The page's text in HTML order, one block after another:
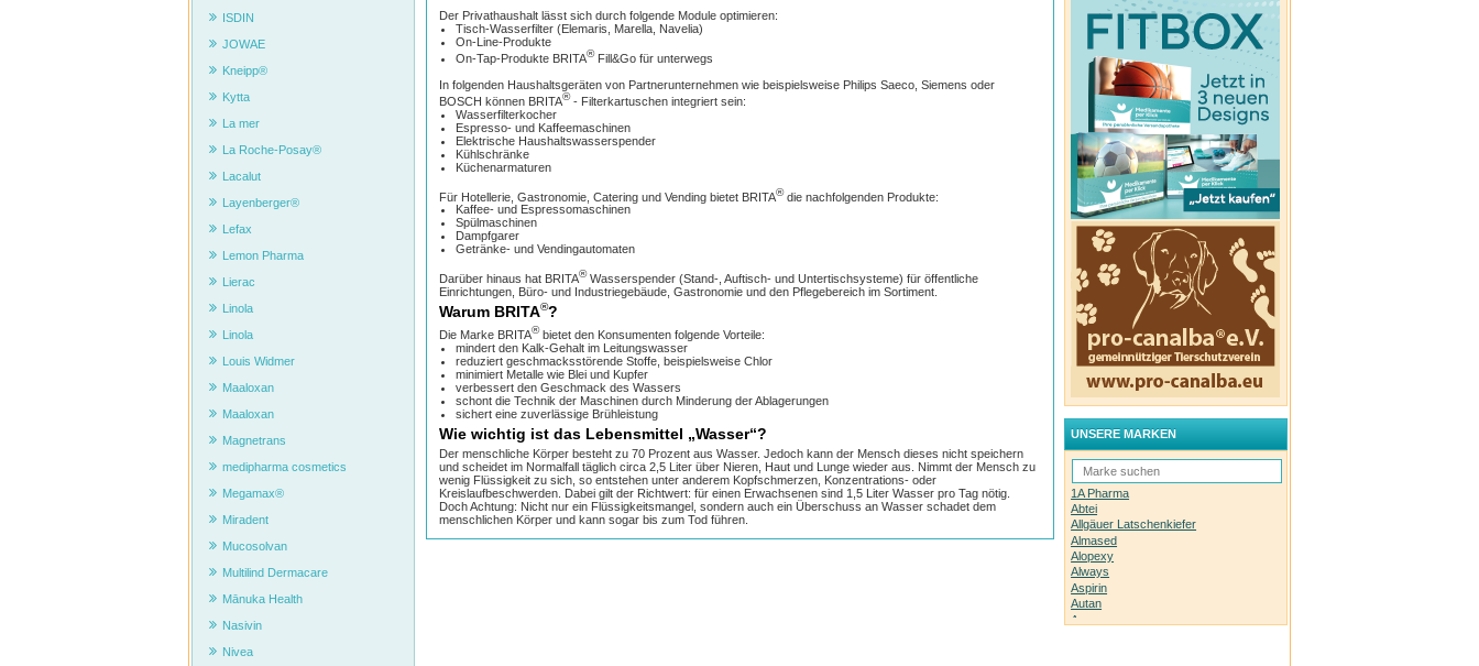
Der Privathaushalt lässt sich durch folgende Module optimieren:
Tisch-Wasserfilter (Elemaris, Marella, Navelia)
On-Line-Produkte
On-Tap-Produkte BRITA®Fill&Go für unterwegs
In folgenden Haushaltsgeräten von Partnerunternehmen wie beispielsweise Philips Saeco, Siemens oder
BOSCH können BRITA®- Filterkartuschen integriert sein:
Wasserfilterkocher
Espresso- und Kaffeemaschinen
Elektrische Haushaltswasserspender
Kühlschränke
Küchenarmaturen
Für Hotellerie, Gastronomie, Catering und Vending bietet BRITA®die nachfolgenden Produkte:
Kaffee- und Espressomaschinen
Spülmaschinen
Dampfgarer
Getränke- und Vendingautomaten
Darüber hinaus hat BRITA®Wasserspender (Stand-, Auftisch- und Untertischsysteme) für öffentliche
Einrichtungen, Büro- und Industriegebäude, Gastronomie und den Pflegebereich im Sortiment.
Warum BRITA®?
Die Marke BRITA®bietet den Konsumenten folgende Vorteile:
mindert den Kalk-Gehalt im Leitungswasser
reduziert geschmacksstörende Stoffe, beispielsweise Chlor
minimiert Metalle wie Blei und Kupfer
verbessert den Geschmack des Wassers
schont die Technik der Maschinen durch Minderung der Ablagerungen
sichert eine zuverlässige Brühleistung
Wie wichtig ist das Lebensmittel „Wasser“?
Der menschliche Körper besteht zu 70 Prozent aus Wasser. Jedoch kann der Mensch dieses nicht speichern
und scheidet im Normalfall täglich circa 2,5 Liter über Nieren, Haut und Lunge wieder aus. Nimmt der Mensch zu
wenig Flüssigkeit zu sich, so entstehen unter anderem Kopfschmerzen, Konzentrations- oder
Kreislaufbeschwerden. Dabei gilt der Richtwert: für einen Erwachsenen sind 1,5 Liter Wasser pro Tag nötig.
Doch Achtung: Nicht nur ein Flüssigkeitsmangel, sondern auch ein Überschuss an Wasser schadet dem
menschlichen Körper und kann sogar bis zum Tod führen.
ISDIN
JOWAE
Kneipp®
Kytta
La mer
La Roche-Posay®
Lacalut
Layenberger®
Lefax
Lemon Pharma
Lierac
Linola
Linola
Louis Widmer
Maaloxan
Maaloxan
Magnetrans
medipharma cosmetics
Megamax®
Miradent
Mucosolvan
Multilind Dermacare
Mānuka Health
Nasivin
Nivea
UNSERE MARKEN
1A Pharma
Abtei
Allgäuer Latschenkiefer
Almased
Alopexy
Always
Aspirin
Autan
Avene